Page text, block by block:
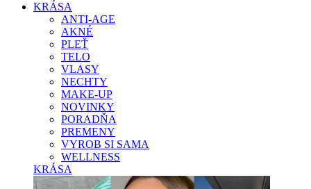
KRÁSA
ANTI-AGE
AKNÉ
PLEŤ
TELO
VLASY
NECHTY
MAKE-UP
NOVINKY
PORADŇA
PREMENY
VYROB SI SAMA
WELLNESS
KRÁSA